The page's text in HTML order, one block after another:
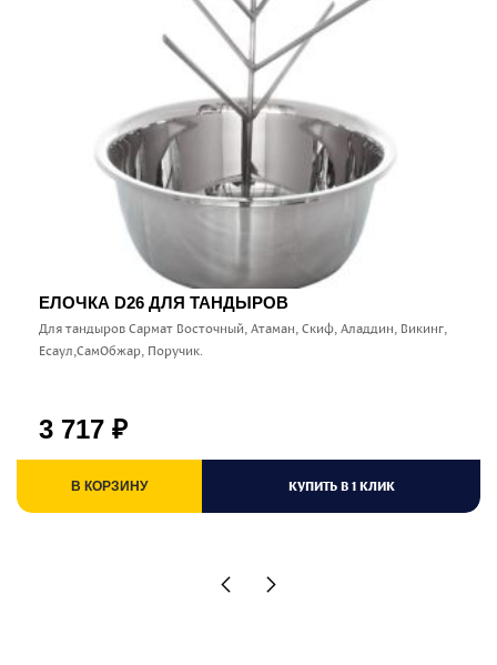
ЕЛОЧКА D26 ДЛЯ ТАНДЫРОВ
Для тандыров Сармат Восточный, Атаман, Скиф, Аладдин, Викинг,
Есаул,СамОбжар, Поручик.
3 717 ₽
В КОРЗИНУ КУПИТЬ В 1 КЛИК